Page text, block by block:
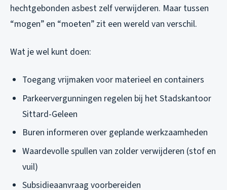
hechtgebonden asbest zelf verwijderen. Maar tussen
“mogen” en “moeten” zit een wereld van verschil.
Wat je wel kunt doen:
Toegang vrijmaken voor materieel en containers
Parkeervergunningen regelen bij het Stadskantoor
Sittard-Geleen
Buren informeren over geplande werkzaamheden
Waardevolle spullen van zolder verwijderen (stof en
vuil)
Subsidieaanvraag voorbereiden